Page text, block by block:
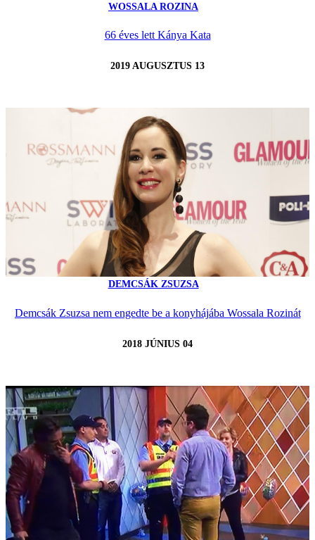
WOSSALA ROZINA
66 éves lett Kánya Kata
2019 AUGUSZTUS 13
DEMCSÁK ZSUZSA
Demcsák Zsuzsa nem engedte be a konyhájába Wossala Rozinát
2018 JÚNIUS 04